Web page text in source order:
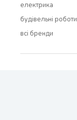
електрика
будівельні роботи
всi бренди